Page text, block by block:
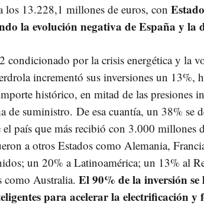
los 13.228,1 millones de euros, con
la evolución negativa de España y la
condicionado por la crisis energética y la
incrementó sus inversiones un 13%,
histórico, en mitad de las presiones
de suministro. De esa cuantía, un 38% se
el país que más recibió con 3.000 millones
a otros Estados como Alemania,
un 20% a Latinoamérica; un 13% al
como Australia. El 90% de la inversión
para acelerar la electrificación